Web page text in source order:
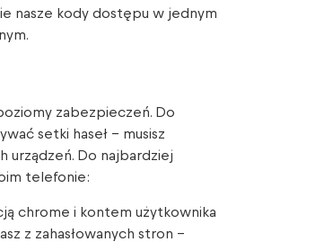
nasze kody dostępu w jednym
zabezpieczeń. Do
setki haseł – musisz
urządzeń. Do najbardziej
telefonie:
chrome i kontem użytkownika
z zahasłowanych stron –